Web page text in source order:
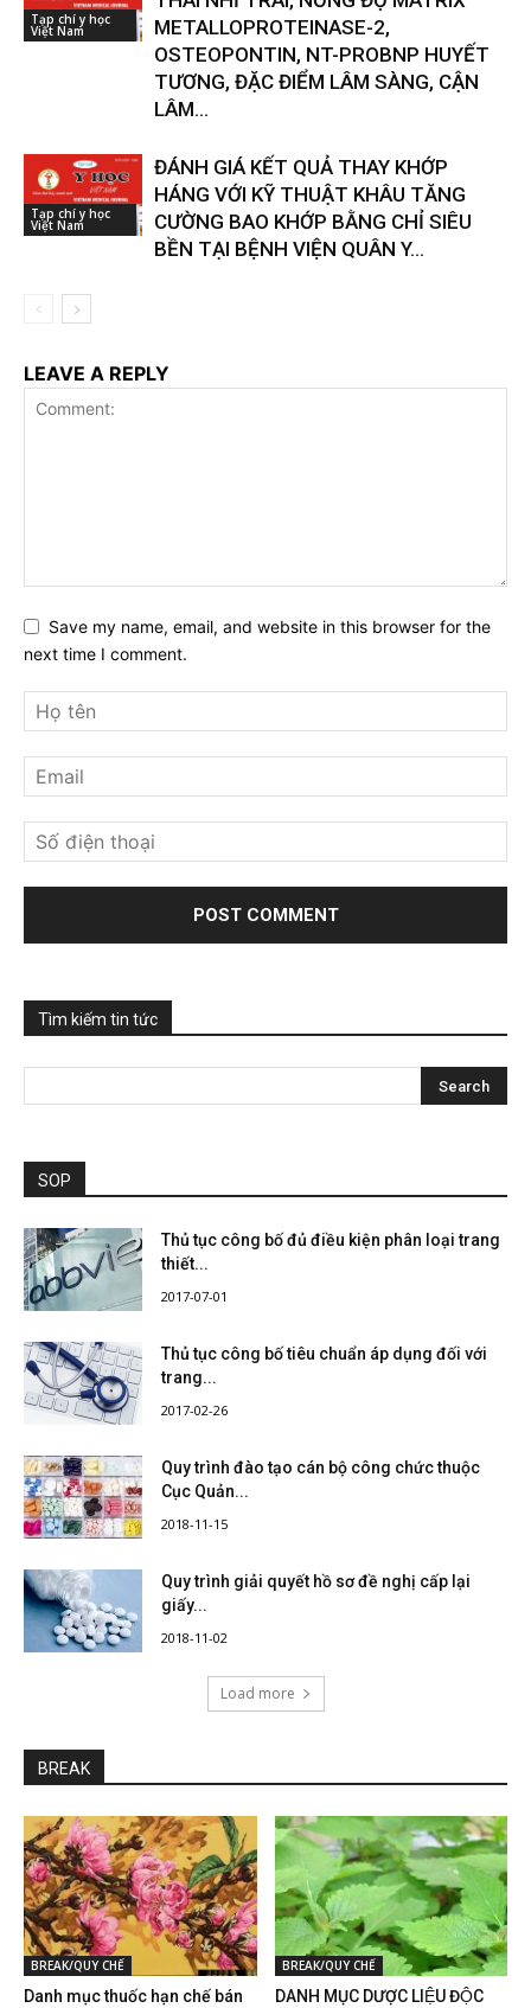
Tạp chí y học
Việt Nam
METALLOPROTEINASE-2,
OSTEOPONTIN, NT-PROBNP HUYẾT
TƯƠNG, ĐẶC ĐIỂM LÂM SÀNG, CẬN
LÂM...
Tạp chí y học
Việt Nam
ĐÁNH GIÁ KẾT QUẢ THAY KHỚP
HÁNG VỚI KỸ THUẬT KHÂU TĂNG
CƯỜNG BAO KHỚP BẰNG CHỈ SIÊU
BỀN TẠI BỆNH VIỆN QUÂN Y...
LEAVE A REPLY
Save my name, email, and website in this browser for the
next time I comment.
Tìm kiếm tin tức
SOP
Thủ tục công bố đủ điều kiện phân loại trang
thiết...
2017-07-01
Thủ tục công bố tiêu chuẩn áp dụng đối với
trang...
2017-02-26
Quy trình đào tạo cán bộ công chức thuộc
Cục Quản...
2018-11-15
Quy trình giải quyết hồ sơ đề nghị cấp lại
giấy...
2018-11-02
Load more
BREAK
BREAK/QUY CHẾ
Danh mục thuốc hạn chế bán
BREAK/QUY CHẾ
DANH MỤC DƯỢC LIỆU ĐỘC